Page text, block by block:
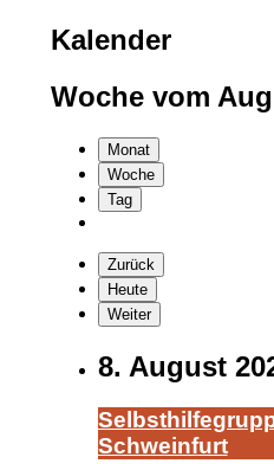
Kalender
Woche vom
Monat
Woche
Tag
Zurück
Heute
Weiter
8. August
Schwein­furt